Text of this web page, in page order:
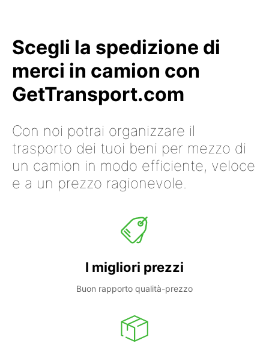
Scegli la spedizione di
merci in camion con
GetTransport.com
Con noi potrai organizzare il
trasporto dei tuoi beni per mezzo di
un camion in modo efficiente, veloce
e a un prezzo ragionevole.
I migliori prezzi
Buon rapporto qualità-prezzo